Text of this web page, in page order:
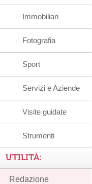
Immobiliari
Fotografia
Sport
Servizi e Aziende
Visite guidate
Strumenti
UTILITÀ:
Redazione